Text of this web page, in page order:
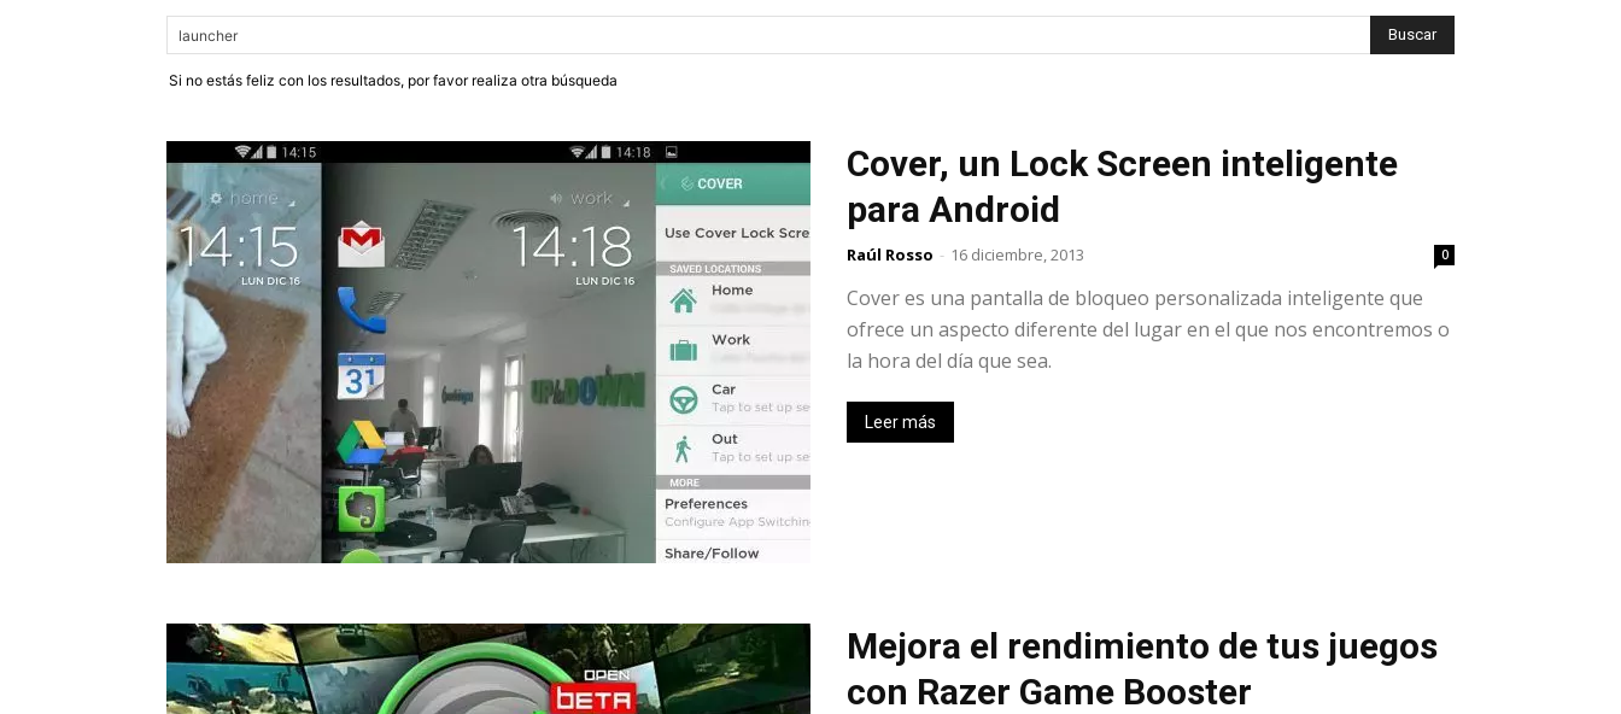
Si no estás feliz con los resultados, por favor realiza otra búsqueda
Cover, un Lock Screen inteligente
para Android
Raúl Rosso - 16 diciembre, 2013 0
Cover es una pantalla de bloqueo personalizada inteligente que
ofrece un aspecto diferente del lugar en el que nos encontremos o
la hora del día que sea.
Leer más
Mejora el rendimiento de tus juegos
con Razer Game Booster